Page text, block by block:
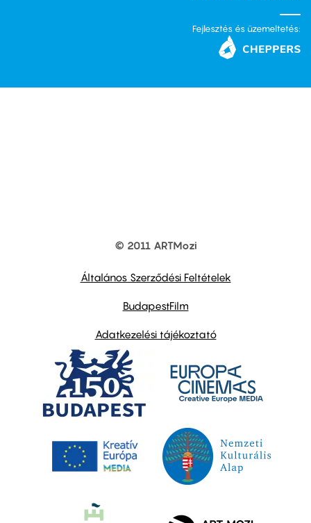
Fejlesztés és üzemeltetés:
© 2011 ARTMozi
Általános Szerződési Feltételek
BudapestFilm
Adatkezelési tájékoztató